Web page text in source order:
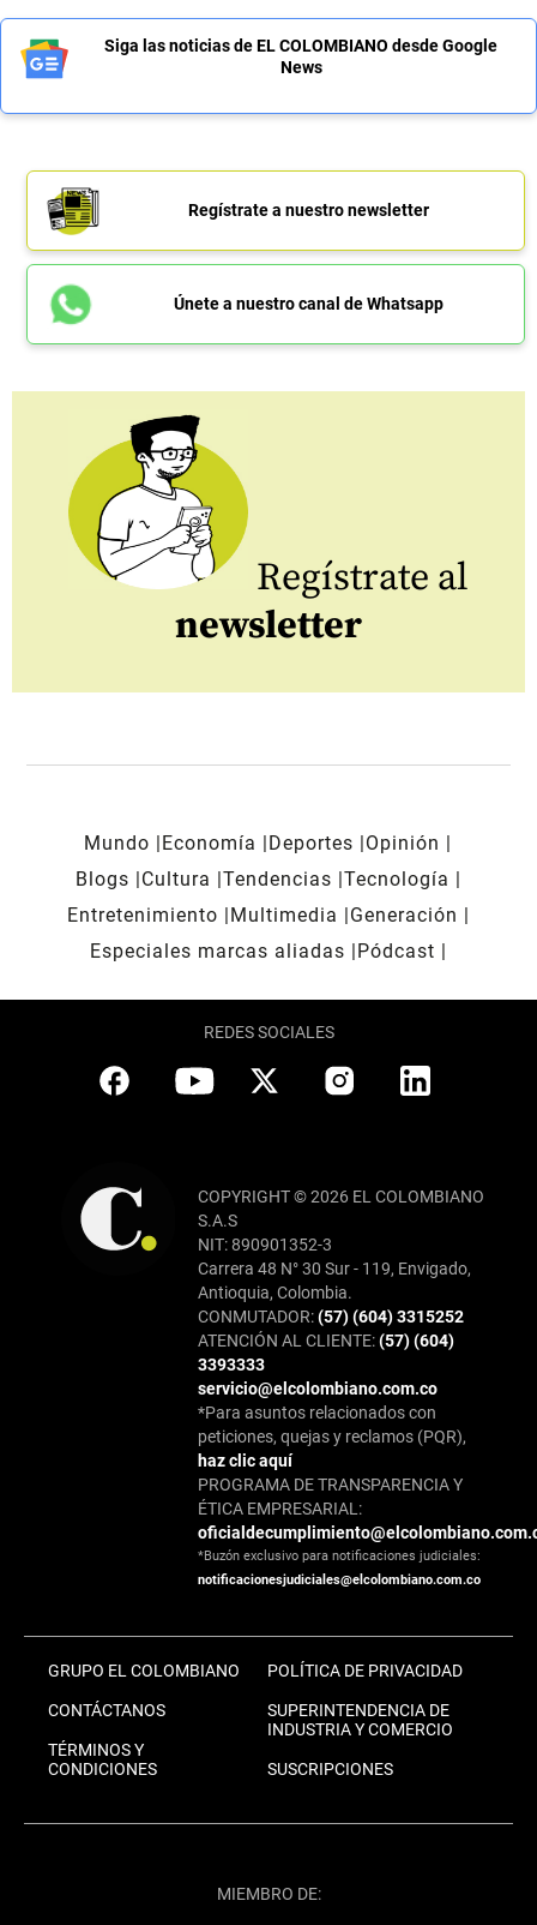
Siga las noticias de EL COLOMBIANO desde Google
News
Regístrate a nuestro newsletter
Únete a nuestro canal de Whatsapp
Regístrate al
newsletter
Mundo Economía Deportes
Opinión
Blogs
Cultura Tendencias Tecnología
Entretenimiento
Multimedia
Generación
Especiales marcas aliadas
Pódcast
REDES SOCIALES
COPYRIGHT © 2026 EL COLOMBIANO
S.A.S
NIT: 890901352-3
Carrera 48 N° 30 Sur - 119, Envigado,
Antioquia, Colombia.
CONMUTADOR:(57) (604) 3315252
ATENCIÓN AL CLIENTE:(57) (604)
3393333
servicio@elcolombiano.com.co
*Para asuntos relacionados con
peticiones, quejas y reclamos (PQR),
haz clic aquí
PROGRAMA DE TRANSPARENCIA Y
ÉTICA EMPRESARIAL:
*Buzón exclusivo para notificaciones judiciales:
notificacionesjudiciales@elcolombiano.com.co
GRUPO EL COLOMBIANO
CONTÁCTANOS
TÉRMINOS Y
CONDICIONES
POLÍTICA DE PRIVACIDAD
SUPERINTENDENCIA DE
INDUSTRIA Y COMERCIO
SUSCRIPCIONES
MIEMBRO DE: